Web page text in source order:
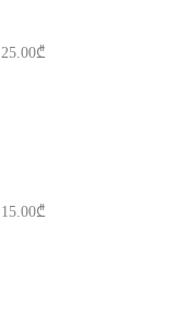
25.00₾
15.00₾